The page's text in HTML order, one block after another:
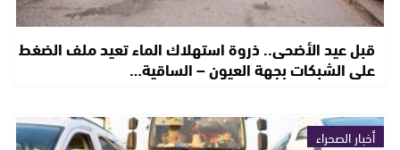
قبل عيد الأضحى.. ذروة استهلاك الماء تعيد ملف الضغط
على الشبكات بجهة العيون – الساقية…
أخبار الصحراء